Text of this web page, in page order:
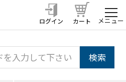
ログイン カート メニュー